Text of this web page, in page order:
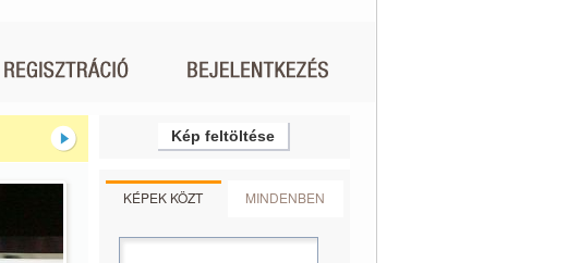
Kép feltöltése
KÉPEK KÖZT MINDENBEN